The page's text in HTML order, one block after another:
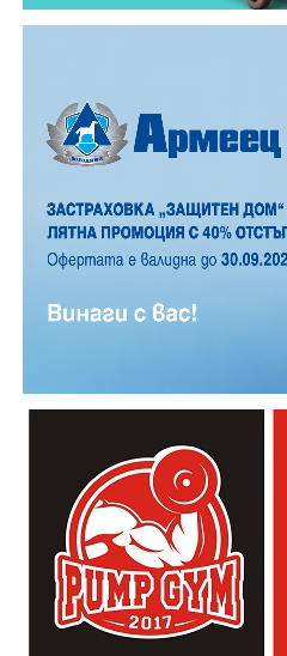
12 АВГУСТ (сряда)
19:00ч. „Книга за книга“ –
друга, обсъди заглавия и
20:00ч. Концерт на група
Zov&Vakavliev, Toria
21:30ч. Коктейли и музика
които свират на китара, да
от професионалното им
– то не е концерт, а
всеки участва по свой
официална програма, няма
изпълнители и разделение
артисти. Всеки е добре
просто да преживее
падащи звезди и желания.